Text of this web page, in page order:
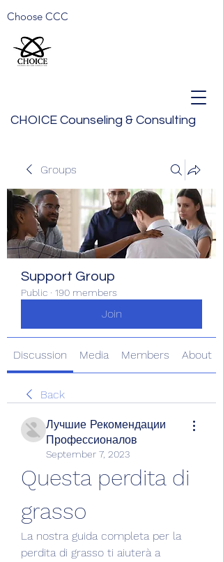
CHOICE Counseling & Consulting
Choose CCC
Groups
Support Group
Public · 190 members
Join
Discussion Media Members About
Back
Лучшие Рекомендации
Профессионалов
September 7, 2023
Questa perdita di
grasso
La nostra guida completa per la
perdita di grasso ti aiuterà a